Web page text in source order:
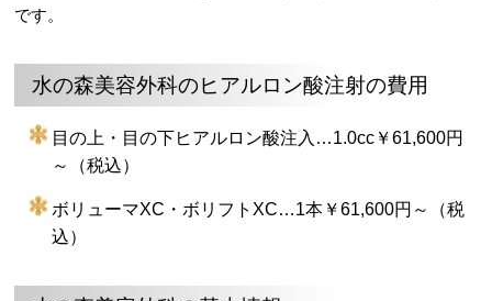
です。
水の森美容外科のヒアルロン酸注射の費用
目の上・目の下ヒアルロン酸注入…1.0cc￥61,600円
～（税込）
ボリューマXC・ボリフトXC…1本￥61,600円～（税
込）